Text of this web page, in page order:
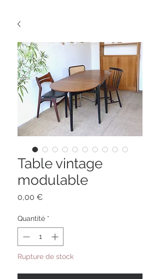
Table vintage
modulable
0,00 €
Quantité *
Rupture de stock